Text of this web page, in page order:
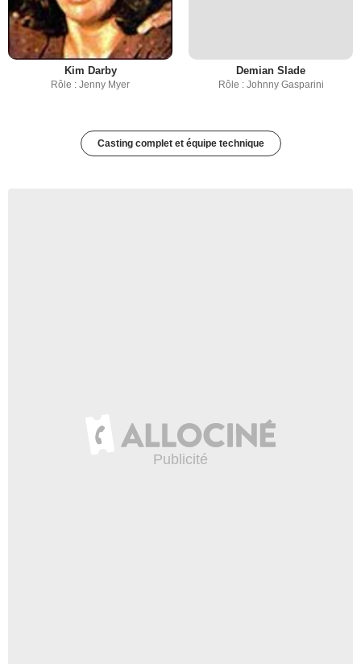
Kim Darby
Rôle : Jenny Myer
Demian Slade
Rôle : Johnny Gasparini
Casting complet et équipe technique